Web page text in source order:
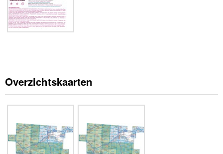
Overzichtskaarten